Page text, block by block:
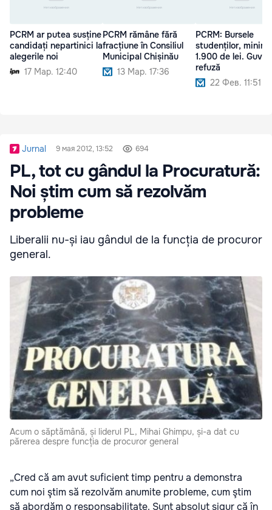
PCRM ar putea susține
candidați nepartinici la
alegerile noi
17 Мар. 12:40
PCRM rămâne fără
fracțiune în Consiliul
Municipal Chișinău
13 Мар. 17:36
PCRM: Bursele
studenților,
1.900 de lei.
refuză
22 Фев. 11:51
Jurnal 9 мая 2012, 13:52 694
PL, tot cu gândul la Procuratură:
Noi știm cum să rezolvăm
probleme
Liberalii nu-și iau gândul de la funcția de procuror
general.
Acum o săptămână, și liderul PL, Mihai Ghimpu, și-a dat cu
părerea despre funcția de procuror general
„Cred că am avut suficient timp pentru a demonstra
cum noi ştim să rezolvăm anumite probleme, cum ştim
să abordăm o responsabilitate. Sunt absolut sigur că în